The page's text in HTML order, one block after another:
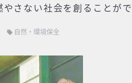
さない社会を創ることがで
local_offer 自然・環境保全